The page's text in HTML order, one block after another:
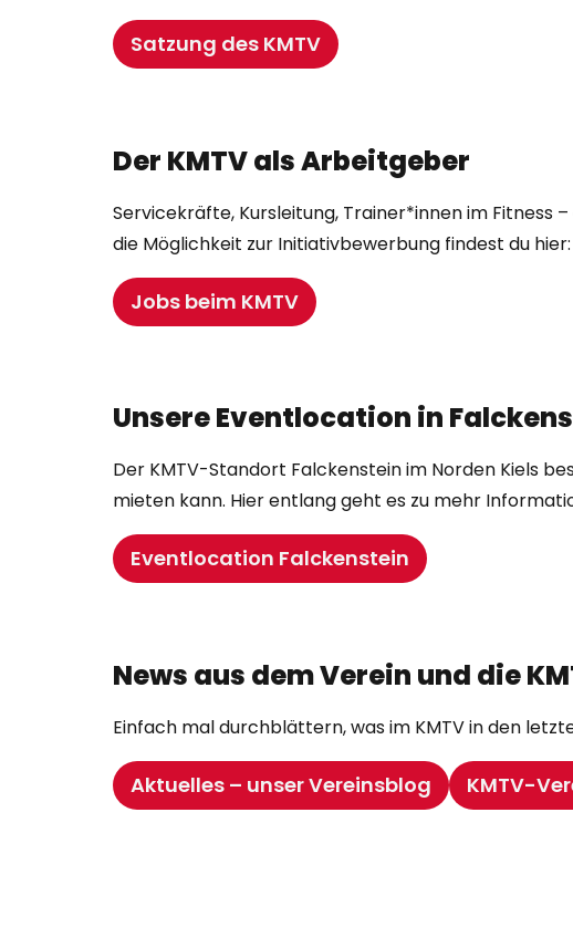
Satzung des KMTV
Der KMTV als Arbeitgeber
Servicekräfte, Kursleitung, Trainer*innen im Fitness
die Möglichkeit zur Initiativbewerbung findest du hier:
Jobs beim KMTV
Unsere Eventlocation in
Der KMTV-Standort Falckenstein im Norden Kiels
mieten kann. Hier entlang geht es zu mehr
Eventlocation Falckenstein
News aus dem Verein und die
Einfach mal durchblättern, was im KMTV in den
Aktuelles – unser Vereinsblog KMTV-